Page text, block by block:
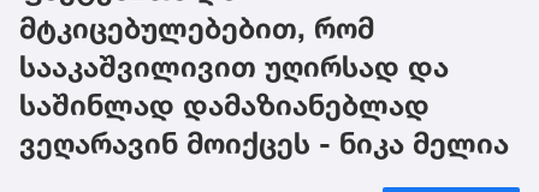
მტკიცებულებებით, რომ
სააკაშვილივით უღირსად და
საშინლად დამაზიანებლად
ვეღარავინ მოიქცეს - ნიკა მელია